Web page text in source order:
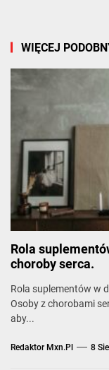
WIĘCEJ
Rola
choroby serca.
Rola suplementów w
Osoby z chorobami
aby...
Redaktor Mxn.pl 8